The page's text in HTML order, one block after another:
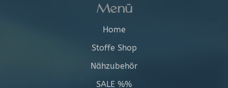
Menü
Home
Stoffe Shop
Nähzubehör
SALE %%